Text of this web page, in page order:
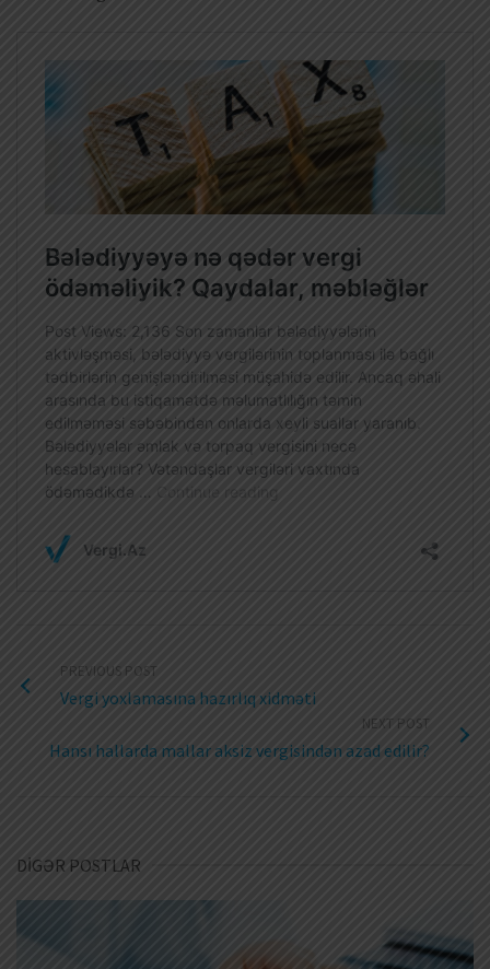
PREVIOUS POST
Vergi yoxlamasına hazırlıq xidməti
NEXT POST
Hansı hallarda mallar aksiz vergisindən azad edilir?
DİGƏR POSTLAR